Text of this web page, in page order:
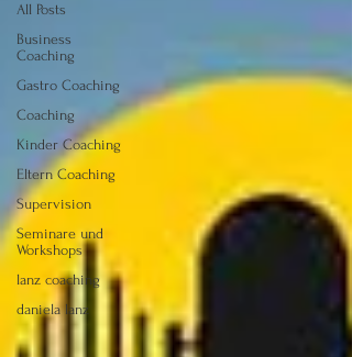
All Posts
Business
Coaching
Gastro Coaching
Coaching
Kinder Coaching
Eltern Coaching
Supervision
Seminare und
Workshops
lanz coaching
daniela lanz